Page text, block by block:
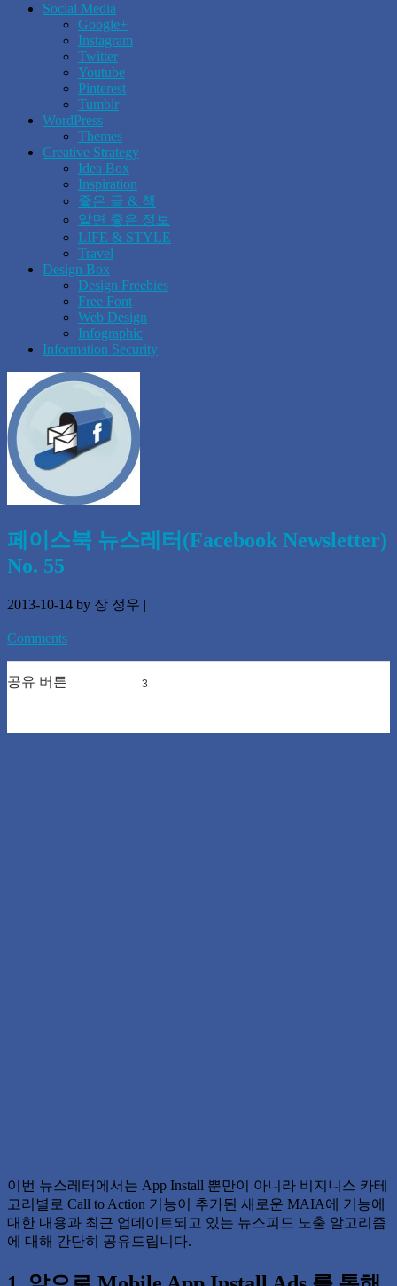
Social Media
Google+
Instagram
Twitter
Youtube
Pinterest
Tumblr
WordPress
Themes
Creative Strategy
Idea Box
Inspiration
좋은 글 & 책
알면 좋은 정보
LIFE & STYLE
Travel
Design Box
Design Freebies
Free Font
Web Design
Infographic
Information Security
페이스북 뉴스레터(Facebook Newsletter)
No. 55
2013-10-14 by 장 정우 |
Comments
공유 버튼 3
이번 뉴스레터에서는 App Install 뿐만이 아니라 비지니스 카테
고리별로 Call to Action 기능이 추가된 새로운 MAIA에 기능에
대한 내용과 최근 업데이트되고 있는 뉴스피드 노출 알고리즘
에 대해 간단히 공유드립니다.